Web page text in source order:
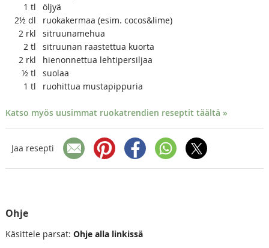
1 tl
öljyä
2½ dl
ruokakermaa (esim. cocos&lime)
2 rkl
sitruunamehua
2 tl
sitruunan raastettua kuorta
2 rkl
hienonnettua lehtipersiljaa
½ tl
suolaa
1 tl ruohittua mustapippuria
Katso myös uusimmat ruokatrendien reseptit täältä »
Jaa resepti
Ohje
Käsittele parsat: Ohje alla linkissä